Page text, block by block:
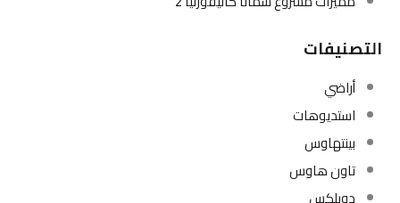
التصنيفات
أراضي
استديوهات
بينتهاوس
تاون هاوس
دوبلكس